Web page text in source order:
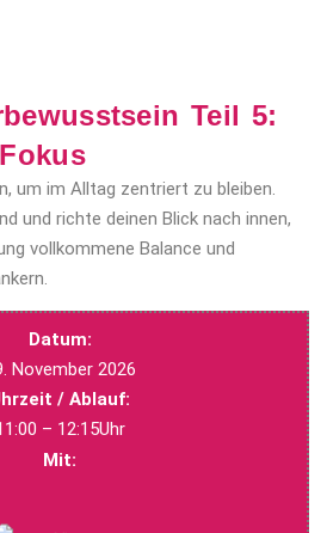
Teil 5:
um im Alltag zentriert zu bleiben.
und richte deinen Blick nach innen,
vollkommene Balance und
Datum:
November 2026
/ Ablauf:
– 12:15Uhr
Mit: